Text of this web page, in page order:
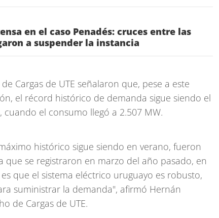
en el caso Penadés: cruces entre las
a suspender la instancia
Cargas de UTE señalaron que, pese a este
el récord histórico de demanda sigue siendo el
el consumo llegó a 2.507 MW.
histórico sigue siendo en verano, fueron
que se registraron en marzo del año pasado, en
que el sistema eléctrico uruguayo es robusto,
suministrar la demanda", afirmó Hernán
de Cargas de UTE.